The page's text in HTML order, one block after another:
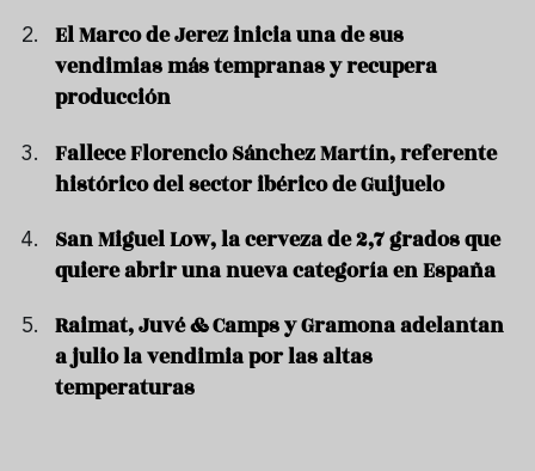
El Marco de Jerez inicia una de sus
vendimias más tempranas y recupera
producción
Fallece Florencio Sánchez Martín, referente
histórico del sector ibérico de Guijuelo
San Miguel Low, la cerveza de 2,7 grados que
quiere abrir una nueva categoría en España
Raimat, Juvé & Camps y Gramona adelantan
a julio la vendimia por las altas
temperaturas